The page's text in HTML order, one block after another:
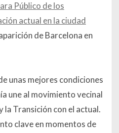
Público de los
actual en la ciudad
de Barcelona en
unas mejores condiciones
une al movimiento vecinal
la Transición con el actual.
clave en momentos de